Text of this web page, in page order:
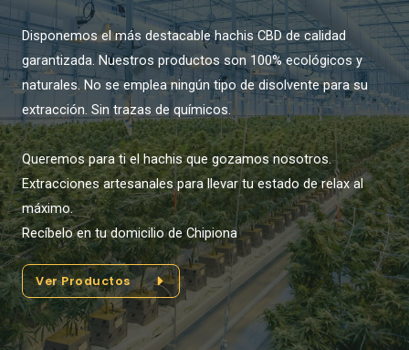
Disponemos el más destacable hachis CBD de calidad
garantizada. Nuestros productos son 100% ecológicos y
naturales. No se emplea ningún tipo de disolvente para su
extracción. Sin trazas de químicos.
Queremos para ti el hachis que gozamos nosotros.
Extracciones artesanales para llevar tu estado de relax al
máximo.
Recíbelo en tu domicilio de Chipiona
Ver Productos